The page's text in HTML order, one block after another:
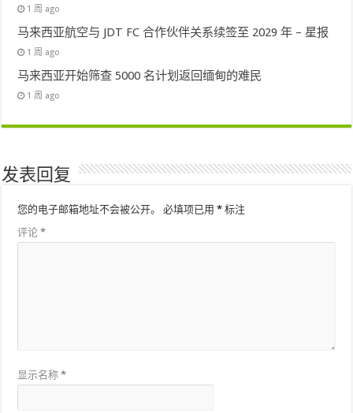
1 周 ago
马来西亚航空与 JDT FC 合作伙伴关系续签至 2029 年 – 星报
1 周 ago
马来西亚开始筛查 5000 名计划返回缅甸的难民
1 周 ago
发表回复
您的电子邮箱地址不会被公开。 必填项已用* 标注
评论*
显示名称*